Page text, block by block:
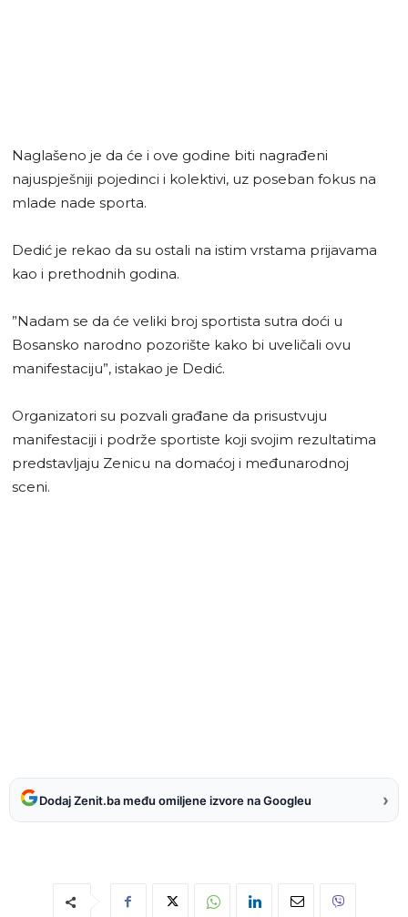
Naglašeno je da će i ove godine biti nagrađeni
najuspješniji pojedinci i kolektivi, uz poseban fokus na
mlade nade sporta.
Dedić je rekao da su ostali na istim vrstama prijavama
kao i prethodnih godina.
”Nadam se da će veliki broj sportista sutra doći u
Bosansko narodno pozorište kako bi uveličali ovu
manifestaciju”, istakao je Dedić.
Organizatori su pozvali građane da prisustvuju
manifestaciji i podrže sportiste koji svojim rezultatima
predstavljaju Zenicu na domaćoj i međunarodnoj
sceni.
Dodaj Zenit.ba među omiljene izvore na Googleu ›